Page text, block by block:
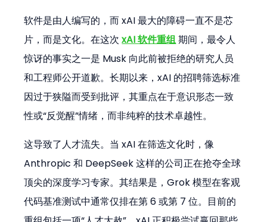
软件是由人编写的，而 xAI 最大的障碍一直不是芯
片，而是文化。在这次 xAI 软件重组 期间，最令人
惊讶的事实之一是 Musk 向此前被拒绝的研究人员
和工程师公开道歉。长期以来，xAI 的招聘筛选标准
因过于狭隘而受到批评，其重点在于意识形态一致
性或“反觉醒”情绪，而非纯粹的技术卓越性。
这导致了人才流失。当 xAI 在筛选文化时，像
Anthropic 和 DeepSeek 这样的公司正在抢夺全球
顶尖的深度学习专家。其结果是，Grok 模型在客观
代码基准测试中通常仅排在第 6 或第 7 位。目前的